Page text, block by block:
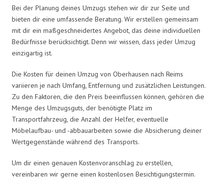
Bei der Planung deines Umzugs stehen wir dir zur Seite und
bieten dir eine umfassende Beratung. Wir erstellen gemeinsam
mit dir ein maßgeschneidertes Angebot, das deine individuellen
Bedürfnisse berücksichtigt. Denn wir wissen, dass jeder Umzug
einzigartig ist.
Die Kosten für deinen Umzug von Oberhausen nach Reims
variieren je nach Umfang, Entfernung und zusätzlichen Leistungen.
Zu den Faktoren, die den Preis beeinflussen können, gehören die
Menge des Umzugsguts, der benötigte Platz im
Transportfahrzeug, die Anzahl der Helfer, eventuelle
Möbelaufbau- und -abbauarbeiten sowie die Absicherung deiner
Wertgegenstände während des Transports.
Um dir einen genauen Kostenvoranschlag zu erstellen,
vereinbaren wir gerne einen kostenlosen Besichtigungstermin.